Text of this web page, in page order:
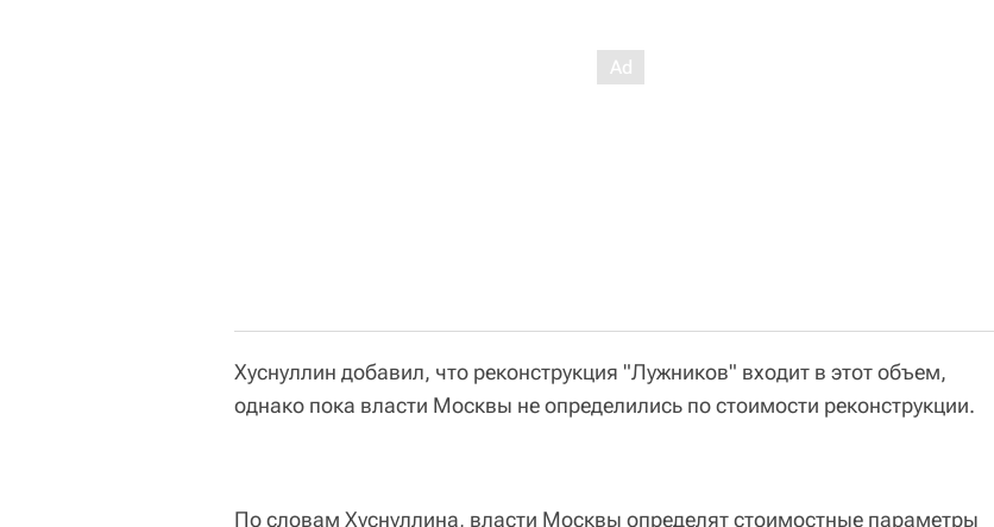
Хуснуллин добавил, что реконструкция "Лужников" входит в этот объем,
однако пока власти Москвы не определились по стоимости реконструкции.
По словам Хуснуллина, власти Москвы определят стоимостные параметры